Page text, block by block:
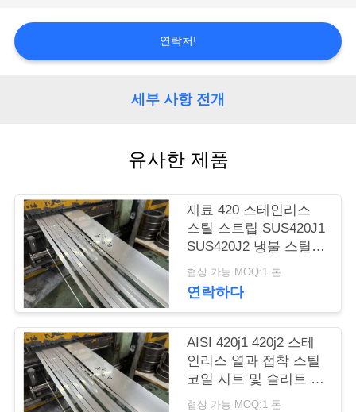
장
질
연
연락처!
세부 사항 전개
유사한 제품
재료 420 스테인리스
스틸 스트립 SUS420J1
SUS420J2 냉불 스틸
코일
협상 가능 MOQ:1 톤
연락하다
AISI 420j1 420j2 스테
인리스 열과 접착 스틸
코일 시트 및 슬리트 스
트립
협상 가능 MOQ:1 톤